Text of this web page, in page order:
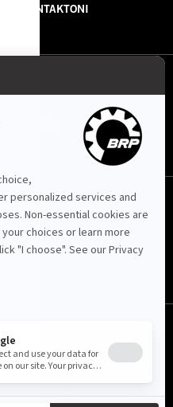
NA KONTAKTONI
Politika e cookies